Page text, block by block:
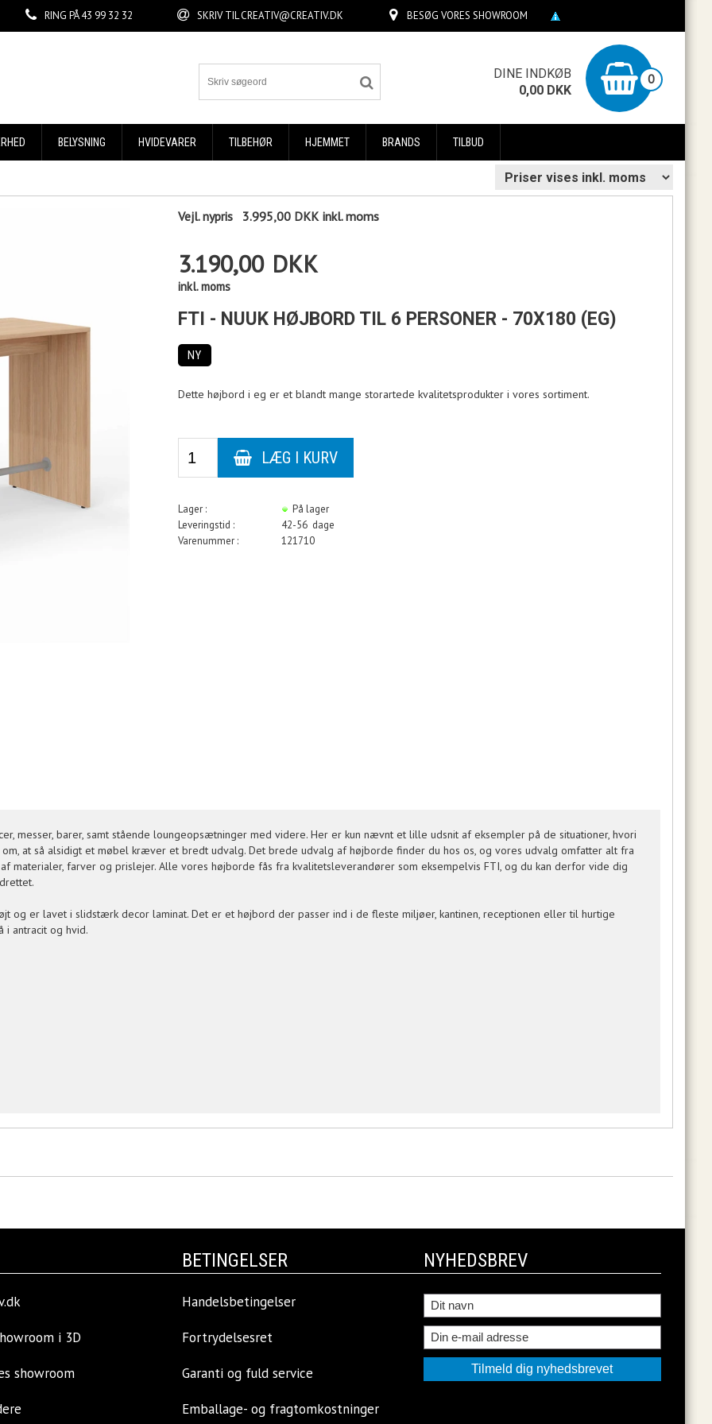
RING PÅ43 99 32 32 SKRIV TILCREATIV@CREATIV.DK BESØG VORES SHOWROOM
DINE INDKØB 0
0,00 DKK
BELYSNING HVIDEVARER TILBEHØR HJEMMET BRANDS TILBUD
Vejl. nypris 3.995,00 DKK inkl. moms
3.190,00 DKK
inkl. moms
FTI - NUUK HØJBORD TIL 6 PERSONER - 70X180 (EG)
NY
Dette højbord i eg er et blandt mange storartede kvalitetsprodukter i vores sortiment.
Lager :
På lager
Leveringstid :
42-56 dage
Varenummer :
121710
messer, barer, samt stående loungeopsætninger med videre. Her er kun nævnt et lille udsnit af eksempler på de situationer, hvori
at så alsidigt et møbel kræver et bredt udvalg. Det brede udvalg af højborde finder du hos os, og vores udvalg omfatter alt fra
farver og prislejer. Alle vores højborde fås fra kvalitetsleverandører som eksempelvis FTI, og du kan derfor vide dig
og er lavet i slidstærk decor laminat. Det er et højbord der passer ind i de fleste miljøer, kantinen, receptionen eller til hurtige
i antracit og hvid.
i 3D
showroom
BETINGELSER
Handelsbetingelser
Fortrydelsesret
Garanti og fuld service
Emballage- og fragtomkostninger
NYHEDSBREV